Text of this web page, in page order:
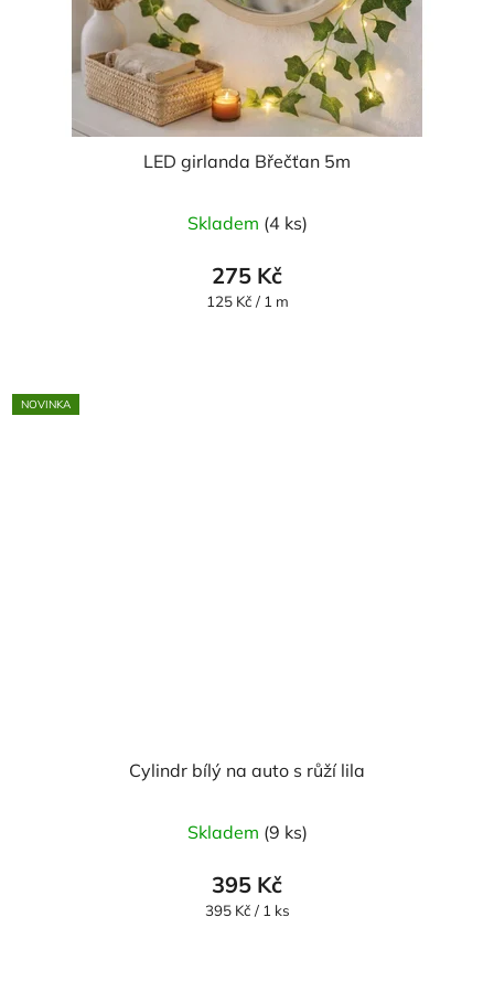
LED girlanda Břečťan 5m
Skladem (4 ks)
275 Kč
Měrná
125 Kč / 1 m
NOVINKA
Cylindr bílý na auto s růží lila
Skladem (9 ks)
395 Kč
Měrná
395 Kč / 1 ks